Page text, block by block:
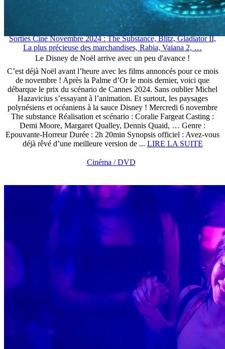
Sorties Ciné Novembre 2024 : The Substance, Blitz, Gladiator II,
La plus précieuse des marchandises, Rabia, Vaiana 2, …
Le Disney de Noël arrive avec un peu d'avance !
C’est déjà Noël avant l’heure avec les films annoncés pour ce mois
de novembre ! Après la Palme d’Or le mois dernier, voici que
débarque le prix du scénario de Cannes 2024. Sans oublier Michel
Hazavicius s’essayant à l’animation. Et surtout, les paysages
polynésiens et océaniens à la sauce Disney ! Mercredi 6 novembre
The substance Réalisation et scénario : Coralie Fargeat Casting :
Demi Moore, Margaret Qualley, Dennis Quaid, … Genre :
Epouvante-Horreur Durée : 2h 20min Synopsis officiel : Avez-vous
déjà rêvé d’une meilleure version de ... LIRE LA SUITE
Cinéma / DVD